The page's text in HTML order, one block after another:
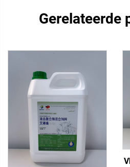
Gerelateerde